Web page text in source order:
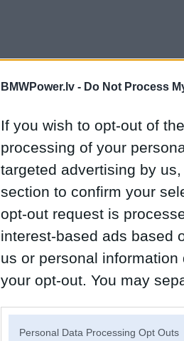
BMWPower.lv - Do Not Process
If you wish to opt-out of
processing of your
targeted advertising by
section to confirm your
opt-out request is
interest-based ads based
us or personal
your opt-out. You may
Personal Data Processing Opt Outs